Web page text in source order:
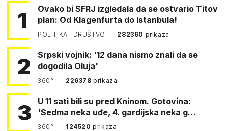
1
Ovako bi SFRJ izgledala da se ostvario Titov
plan: Od Klagenfurta do Istanbula!
POLITIKA I DRUŠTVO 282360 prikaza
2
Srpski vojnik: '12 dana nismo znali da se
dogodila Oluja'
360° 226378prikaza
3
U 11 sati bili su pred Kninom. Gotovina:
'Sedma neka uđe, 4. gardijska neka g…
360° 124520prikaza